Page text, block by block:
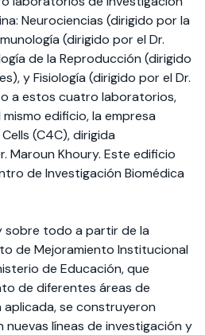
Neurociencias (dirigido por la
(dirigido por el Dr.
de la Reproducción (dirigido
y Fisiología (dirigido por el Dr.
a estos cuatro laboratorios,
edificio, la empresa
(C4C), dirigida
Maroun Khoury. Este edificio
de Investigación Biomédica
sobre todo a partir de la
de Mejoramiento Institucional
de Educación, que
de diferentes áreas de
se construyeron
líneas de investigación y